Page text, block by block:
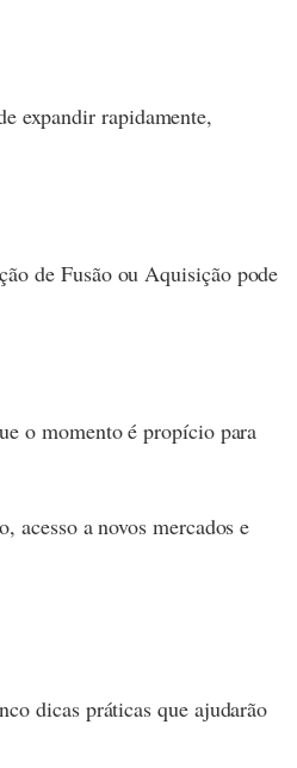
expandir rapidamente,
de Fusão ou Aquisição pode
o momento é propício para
a novos mercados e
dicas práticas que ajudarão